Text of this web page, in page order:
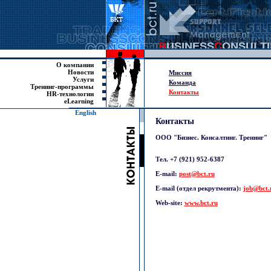
О компании
Новости
Услуги
Тренинг-программы
HR-технологии
eLearning
Миссия
Команда
Контакты
English
Контакты
ООО "Бизнес. Консалтинг. Тренинг"
Тел. +7 (921) 952-6387
E-mail: post@bct.ru
E-mail (отдел рекрутмента):
Web-site: www.bct.ru